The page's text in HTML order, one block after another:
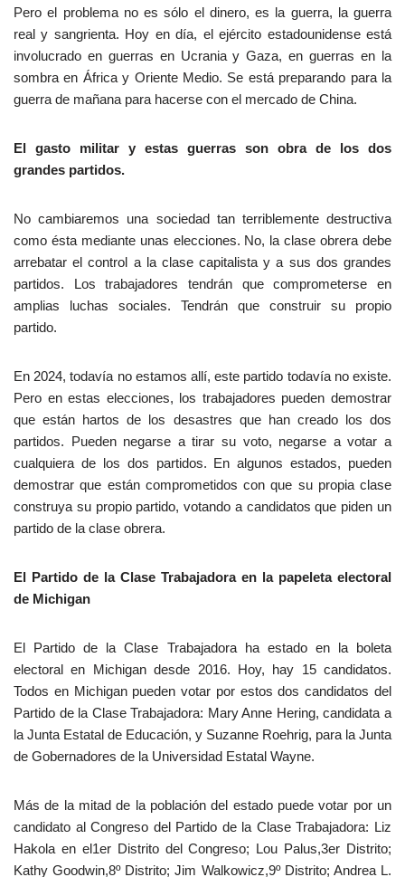
Pero el problema no es sólo el dinero, es la guerra, la guerra
real y sangrienta. Hoy en día, el ejército estadounidense está
involucrado en guerras en Ucrania y Gaza, en guerras en la
sombra en África y Oriente Medio. Se está preparando para la
guerra de mañana para hacerse con el mercado de China.
El gasto militar y estas guerras son obra de los dos
grandes partidos.
No cambiaremos una sociedad tan terriblemente destructiva
como ésta mediante unas elecciones. No, la clase obrera debe
arrebatar el control a la clase capitalista y a sus dos grandes
partidos. Los trabajadores tendrán que comprometerse en
amplias luchas sociales. Tendrán que construir su propio
partido.
En 2024, todavía no estamos allí, este partido todavía no existe.
Pero en estas elecciones, los trabajadores pueden demostrar
que están hartos de los desastres que han creado los dos
partidos. Pueden negarse a tirar su voto, negarse a votar a
cualquiera de los dos partidos. En algunos estados, pueden
demostrar que están comprometidos con que su propia clase
construya su propio partido, votando a candidatos que piden un
partido de la clase obrera.
El Partido de la Clase Trabajadora en la papeleta electoral
de Michigan
El Partido de la Clase Trabajadora ha estado en la boleta
electoral en Michigan desde 2016. Hoy, hay 15 candidatos.
Todos en Michigan pueden votar por estos dos candidatos del
Partido de la Clase Trabajadora: Mary Anne Hering, candidata a
la Junta Estatal de Educación, y Suzanne Roehrig, para la Junta
de Gobernadores de la Universidad Estatal Wayne.
Más de la mitad de la población del estado puede votar por un
candidato al Congreso del Partido de la Clase Trabajadora: Liz
Hakola en el1er Distrito del Congreso; Lou Palus,3er Distrito;
Kathy Goodwin,8º Distrito; Jim Walkowicz,9º Distrito; Andrea L.